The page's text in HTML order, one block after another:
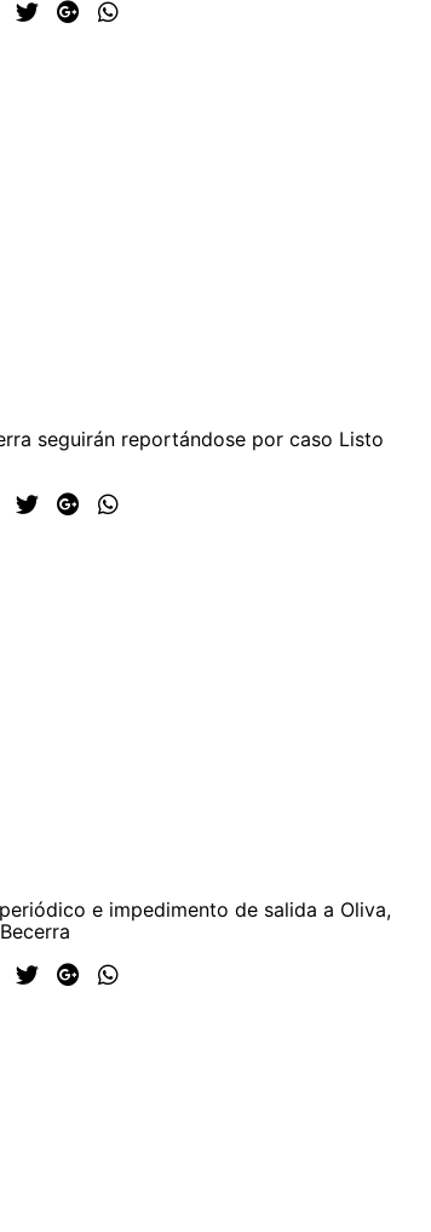
seguirán reportándose por caso Listo
e impedimento de salida a Oliva,